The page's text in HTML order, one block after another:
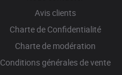
Avis clients
Charte de Confidentialité
Charte de modération
Conditions générales de vente